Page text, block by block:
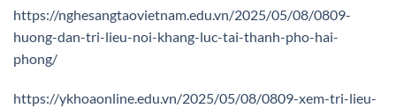
https://nghesangtaovietnam.edu.vn/2025/05/08/0809-
huong-dan-tri-lieu-noi-khang-luc-tai-thanh-pho-hai-
phong/
https://ykhoaonline.edu.vn/2025/05/08/0809-xem-tri-lieu-